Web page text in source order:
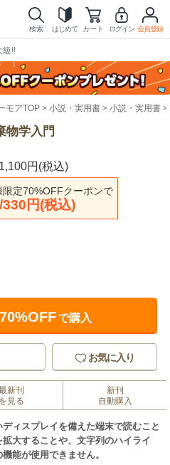
検索 はじめて カート ログイン 会員登録
級!!
モアTOP 小説・実用書 小説・実用書
物学入門
円(税込)
限定70%OFFクーポンで
円(税込)
70%OFFで購入
お気に入り
新刊
を見る
新刊
自動購入
ィスプレイを備えた端末で読むこと
大することや、文字列のハイライ
能が使用できません。